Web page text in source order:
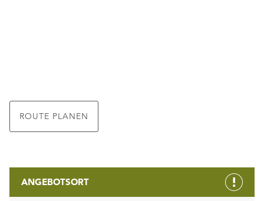
ROUTE PLANEN
ANGEBOTSORT